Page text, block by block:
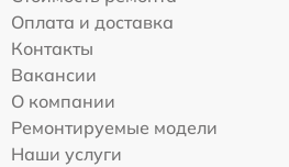
Оплата и доставка
Контакты
Вакансии
О компании
Ремонтируемые модели
Наши услуги